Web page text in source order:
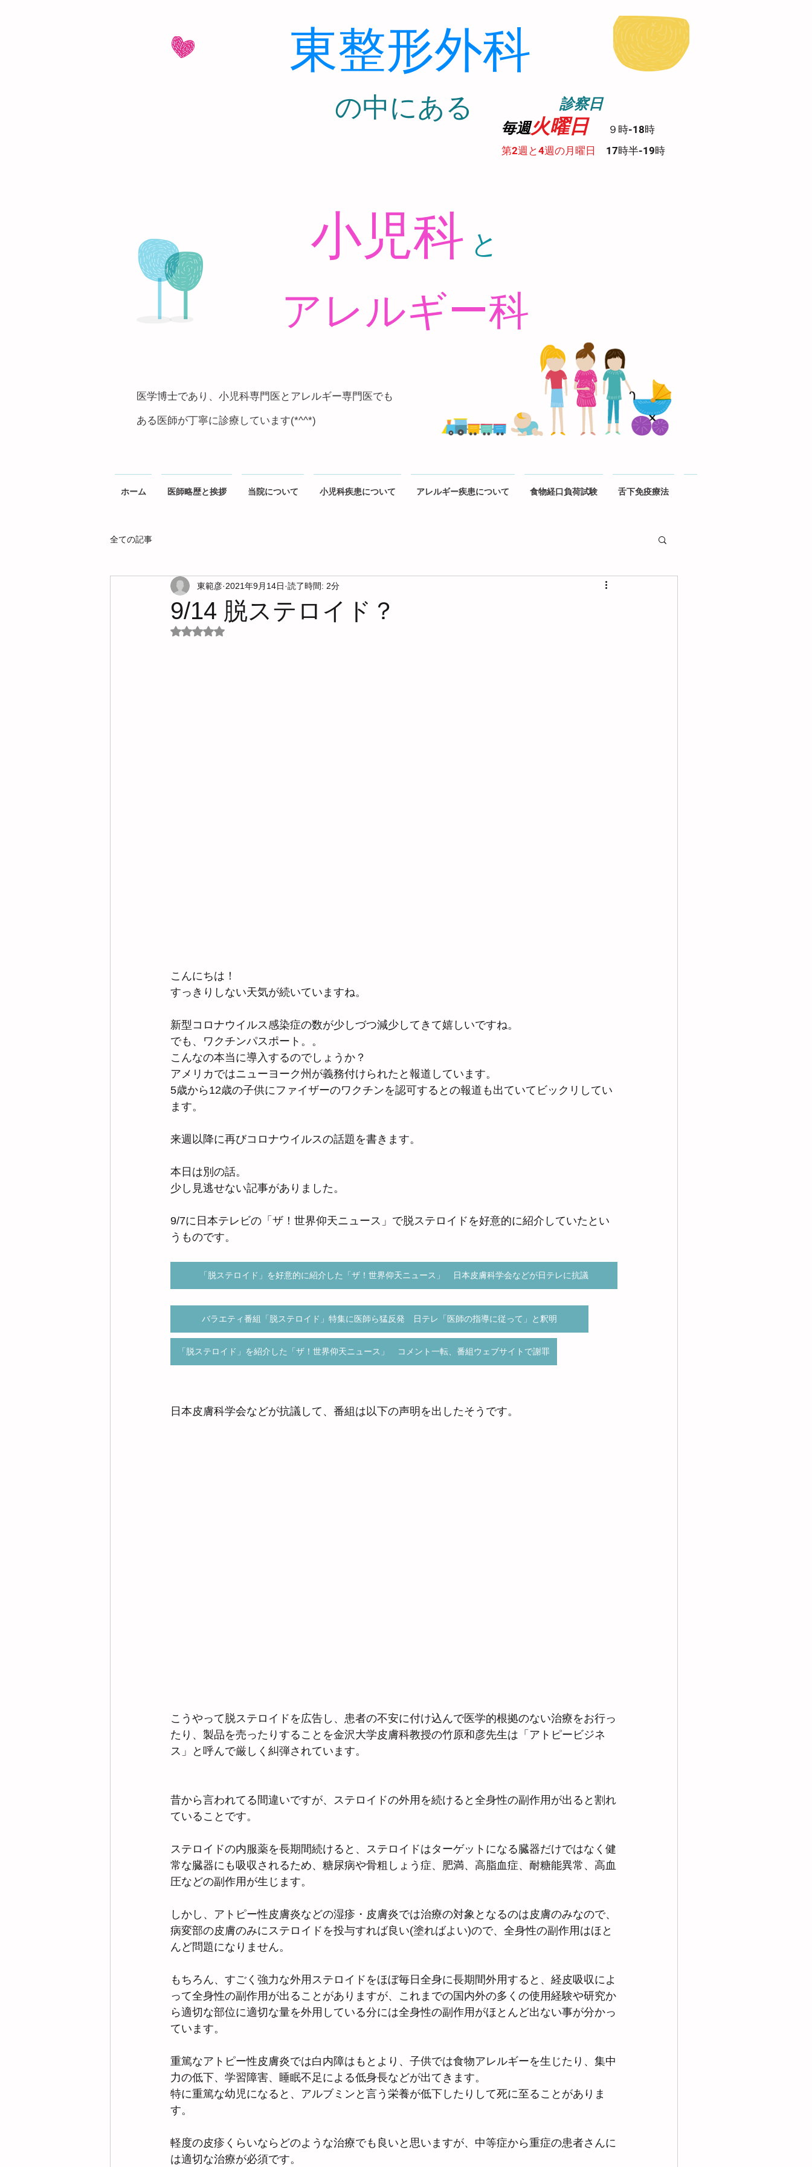
東整形外科
​の中にある
診察日​
毎週火曜日 ９ 時-18時
第2週と4週の月曜日
17時半-19時
小児科 と
アレルギー科
医学博士であり、小児科専門医とアレルギー専門医でも
ある医師が丁寧に診療しています(*^^*)
ホーム 医師略歴と挨拶 当院について 小児科疾患について アレルギー疾患について 食物経口負荷試験 舌下免疫療法
全ての記事
9/14 脱ステロイド？
東範彦 2021年9月14日 読了時間: 2分
5つ星のうちNaNと評価されています。
こんにちは！
すっきりしない天気が続いていますね。
新型コロナウイルス感染症の数が少しづつ減少してきて嬉しいですね。
でも、ワクチンパスポート。。
こんなの本当に導入するのでしょうか？
アメリカではニューヨーク州が義務付けられたと報道しています。
5歳から12歳の子供にファイザーのワクチンを認可するとの報道も出ていてビックリしてい
ます。
来週以降に再びコロナウイルスの話題を書きます。
本日は別の話。
少し見逃せない記事がありました。
9/7に日本テレビの「ザ！世界仰天ニュース」で脱ステロイドを好意的に紹介していたとい
うものです。
「脱ステロイド」を好意的に紹介した「ザ！世界仰天ニュース」 日本皮膚科学会などが日テレに抗議
バラエティ番組「脱ステロイド」特集に医師ら猛反発 日テレ「医師の指導に従って」と釈明
「脱ステロイド」を紹介した「ザ！世界仰天ニュース」 コメント一転、番組ウェブサイトで謝罪
日本皮膚科学会などが抗議して、番組は以下の声明を出したそうです。
こうやって脱ステロイドを広告し、患者の不安に付け込んで医学的根拠のない治療をお行っ
たり、製品を売ったりすることを金沢大学皮膚科教授の竹原和彦先生は「アトピービジネ
ス」と呼んで厳しく糾弾されています。
昔から言われてる間違いですが、ステロイドの外用を続けると全身性の副作用が出ると割れ
ていることです。
ステロイドの内服薬を長期間続けると、ステロイドはターゲットになる臓器だけではなく健
常な臓器にも吸収されるため、糖尿病や骨粗しょう症、肥満、高脂血症、耐糖能異常、高血
圧などの副作用が生じます。
しかし、アトピー性皮膚炎などの湿疹・皮膚炎では治療の対象となるのは皮膚のみなので、
病変部の皮膚のみにステロイドを投与すれば良い(塗ればよい)ので、全身性の副作用はほと
んど問題になりません。
もちろん、すごく強力な外用ステロイドをほぼ毎日全身に長期間外用すると、経皮吸収によ
って全身性の副作用が出ることがありますが、これまでの国内外の多くの使用経験や研究か
ら適切な部位に適切な量を外用している分には全身性の副作用がほとんど出ない事が分かっ
ています。
重篤なアトピー性皮膚炎では白内障はもとより、子供では食物アレルギーを生じたり、集中
力の低下、学習障害、睡眠不足による低身長などが出てきます。
特に重篤な幼児になると、アルブミンと言う栄養が低下したりして死に至ることがありま
す。
軽度の皮疹くらいならどのような治療でも良いと思いますが、中等症から重症の患者さんに
は適切な治療が必須です。